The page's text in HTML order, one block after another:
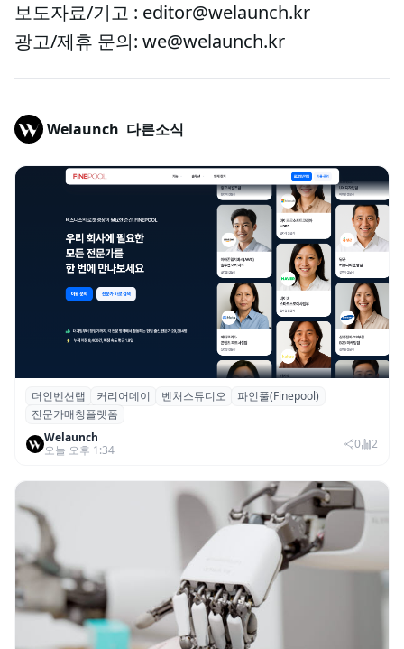
보도자료/기고 : editor@welaunch.kr
광고/제휴 문의: we@welaunch.kr
Welaunch 다른소식
더인벤션랩·커리어데이, 스타트업 전문가 매
칭 플랫폼 ‘파인풀’ 출시
더인벤션랩 커리어데이 벤처스튜디오
파인풀(Finepool)
전문가매칭플랫폼
Welaunch
오늘 오후 1:34
0 2